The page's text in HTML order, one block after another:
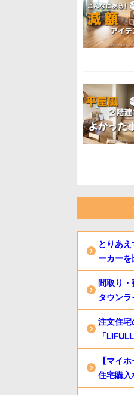
とりあ
ーカーを
間取り・
タウンラ
注文住宅
「
【マイ
住宅購入